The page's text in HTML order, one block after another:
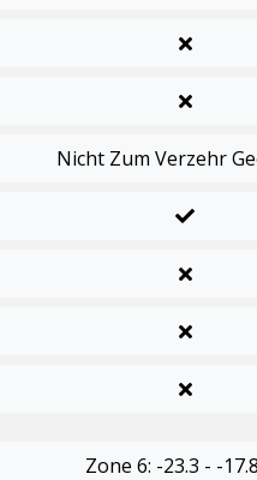
Nicht Zum Verzehr
Zone 6: -23.3 - -